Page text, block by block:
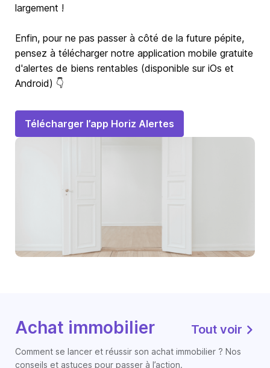
largement !
Enfin, pour ne pas passer à côté de la future pépite,
pensez à télécharger notre application mobile gratuite
d'alertes de biens rentables (disponible sur iOs et
Android) 👇
Télécharger l’app Horiz Alertes
Achat immobilier Tout voir
Comment se lancer et réussir son achat immobilier ? Nos
conseils et astuces pour passer à l’action.